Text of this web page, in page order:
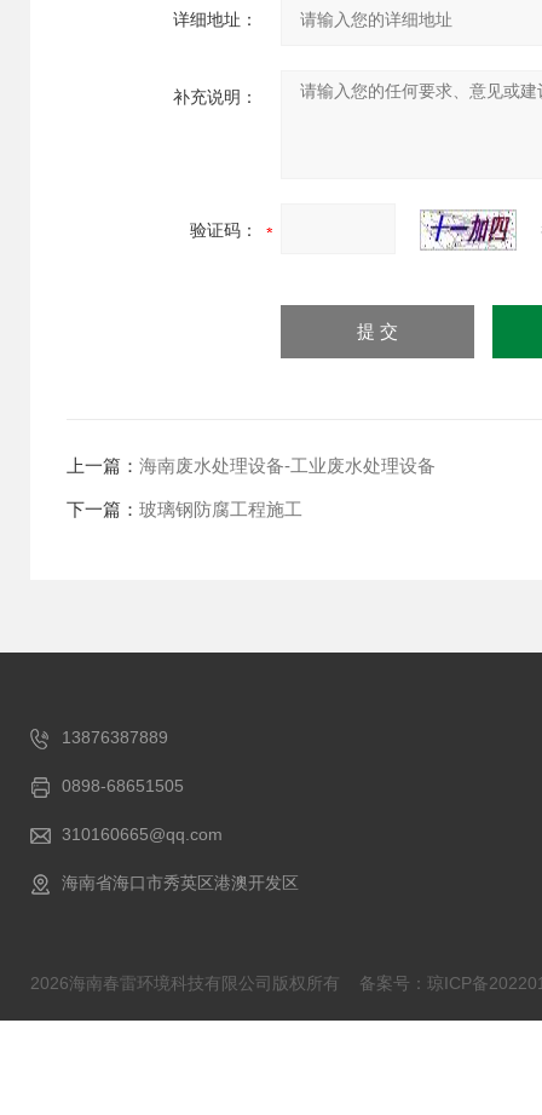
详细地址：
补充说明：
验证码：
上一篇： 海南废水处理设备-工业废水处理设备
下一篇： 玻璃钢防腐工程施工
13876387889
0898-68651505
310160665@qq.com
海南省海口市秀英区港澳开发区
2026海南春雷环境科技有限公司版权所有 备案号：琼ICP备